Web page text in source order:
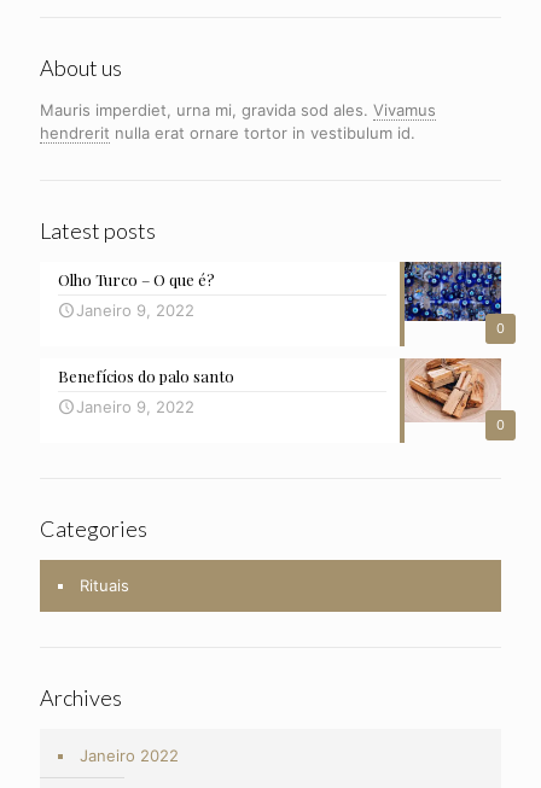
About us
Mauris imperdiet, urna mi, gravida sod ales. Vivamus
hendrerit nulla erat ornare tortor in vestibulum id.
Latest posts
0
Olho Turco – O que é?
Janeiro 9, 2022
0
Benefícios do palo santo
Janeiro 9, 2022
Categories
Rituais
Archives
Janeiro 2022